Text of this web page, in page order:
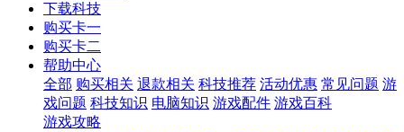
下载科技
购买卡一
购买卡二
帮助中心
全部 购买相关 退款相关 科技推荐 活动优惠 常见问题 游
戏问题 科技知识 电脑知识 游戏配件 游戏百科
游戏攻略